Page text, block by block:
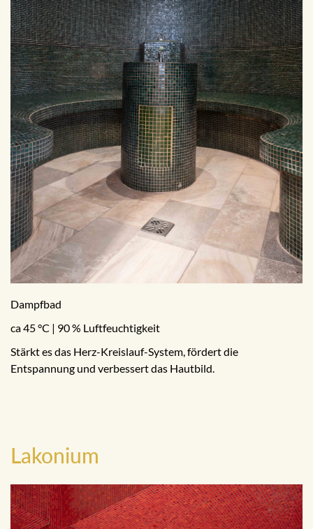
Dampfbad
ca 45 °C | 90 % Luftfeuchtigkeit
Stärkt es das Herz-Kreislauf-System, fördert die
Entspannung und verbessert das Hautbild.
Lakonium